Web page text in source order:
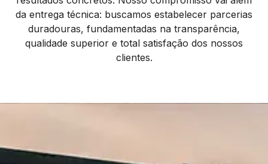
da entrega técnica: buscamos estabelecer parcerias
duradouras, fundamentadas na transparência,
qualidade superior e total satisfação dos nossos
clientes.